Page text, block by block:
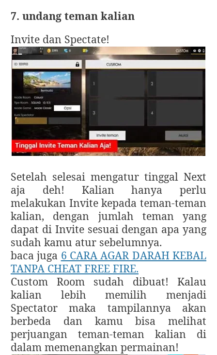
7. undang teman kalian
Invite dan Spectate!
Setelah selesai mengatur tinggal Next
aja deh! Kalian hanya perlu
melakukan Invite kepada teman-teman
kalian, dengan jumlah teman yang
dapat di Invite sesuai dengan apa yang
sudah kamu atur sebelumnya.
baca juga 6 CARA AGAR DARAH KEBAL
TANPA CHEAT FREE FIRE.
Custom Room sudah dibuat! Kalau
kalian lebih memilih menjadi
Spectator maka tampilannya akan
berbeda dan kamu bisa melihat
perjuangan teman-teman kalian di
dalam memenangkan permainan!